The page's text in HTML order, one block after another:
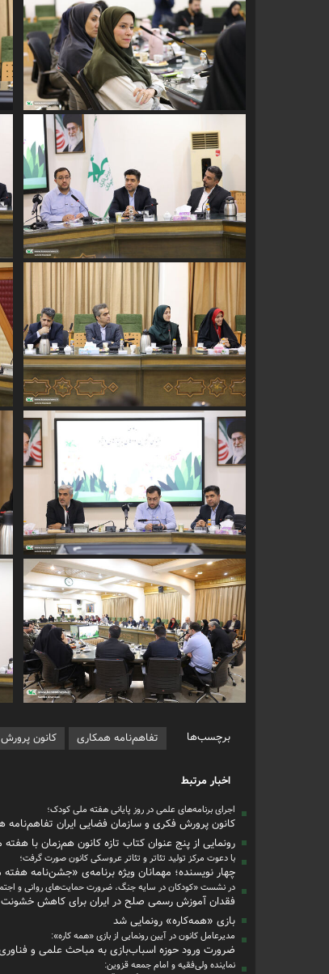
برچسب‌ها تفاهم‌نامه همکاری کانون
اخبار مرتبط
اجرای برنامه‌های علمی در روز پایانی هفته ملی کودک؛
کانون پرورش فکری و سازمان فضایی ایران تفاهم‌نامه
رونمایی از پنج عنوان کتاب تازه کانون هم‌زمان با
با دعوت مرکز تولید تئاتر و تئاتر عروسکی کانون صورت گرفت؛
چهار نویسنده؛ مهمانان ویژه‌ برنامه‌ی «جشن‌نامه
در نشست «کودکان در سایه جنگ، ضرورت حمایت‌های روانی و
فقدان آموزش رسمی صلح در ایران برای کاهش خشونت
بازی «همه‌کاره» رونمایی شد
مدیرعامل کانون در آیین رونمایی از بازی «همه کاره»:
ضرورت ورود حوزه اسباب‌بازی به مباحث علمی و
نماینده ولی‌فقیه و امام جمعه قزوین: